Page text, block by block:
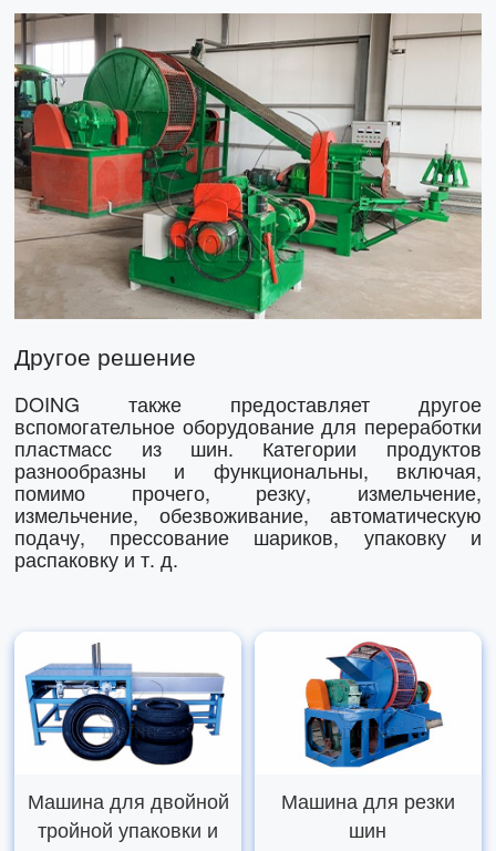
Другое решение
DOING также предоставляет другое
вспомогательное оборудование для переработки
пластмасс из шин. Категории продуктов
разнообразны и функциональны, включая,
помимо прочего, резку, измельчение,
измельчение, обезвоживание, автоматическую
подачу, прессование шариков, упаковку и
распаковку и т. д.
Машина для двойной
тройной упаковки и
Машина для резки
шин